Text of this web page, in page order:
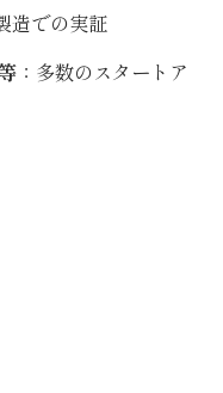
造での実証
：多数のスタートア